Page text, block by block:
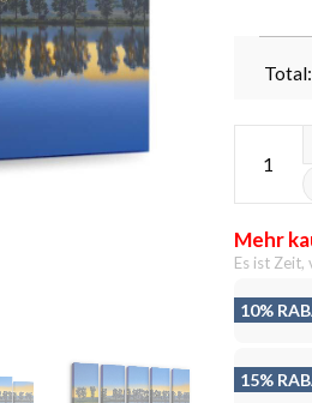
Total:
Mehr
Es ist Zeit,
10%
15%